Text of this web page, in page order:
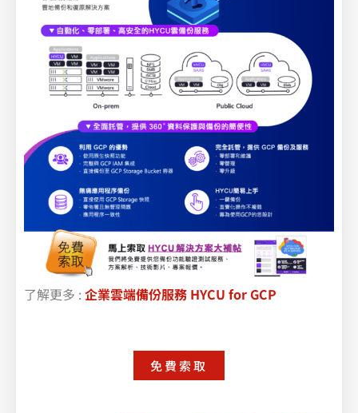
了解更多 :企業雲端備份服務 HYCU for GCP
免費索取